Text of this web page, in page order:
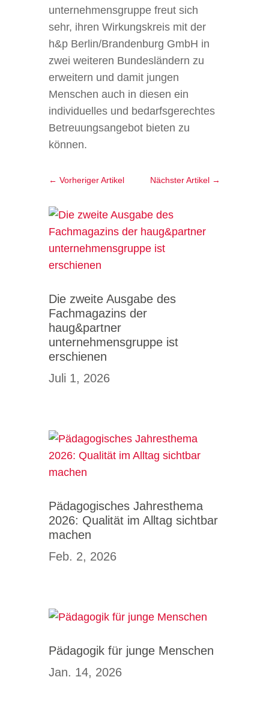
unternehmensgruppe freut sich
sehr, ihren Wirkungskreis mit der
h&p Berlin/Brandenburg GmbH in
zwei weiteren Bundesländern zu
erweitern und damit jungen
Menschen auch in diesen ein
individuelles und bedarfsgerechtes
Betreuungsangebot bieten zu
können.
← Vorheriger Artikel Nächster Artikel →
Die zweite Ausgabe des
Fachmagazins der
haug&partner
unternehmensgruppe ist
erschienen
Juli 1, 2026
Pädagogisches Jahresthema
2026: Qualität im Alltag sichtbar
machen
Feb. 2, 2026
Pädagogik für junge Menschen
Jan. 14, 2026